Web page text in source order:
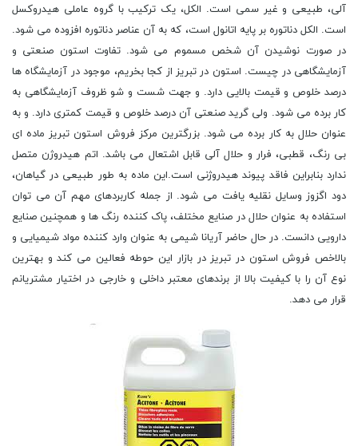
آلی، طبیعی و غیر سمی است. الکل، یک ترکیب با گروه عاملی هیدروکسل
است. الکل دناتوره بر پایه اتانول است، که به آن عناصر دناتوره افزوده می شود.
در صورت نوشیدن آن شخص مسموم می شود. تفاوت استون صنعتی و
آزمایشگاهی در چیست. استون در تبریز از کجا بخریم، موجود در آزمایشگاه ها
درصد خلوص و قیمت بالایی دارد. و جهت شست و شو ظروف آزمایشگاهی به
کار برده می شود. ولی گرید صنعتی آن درصد خلوص و قیمت کمتری دارد. و به
عنوان حلال به کار برده می شود. بزرگترین مرکز فروش استون تبریز ماده ای
بی رنگ، قطبی، فرار و حلال آلی قابل اشتعال می باشد. اتم هیدروژن متصل
ندارد بنابراین فاقد پیوند هیدروژنی است.این ماده به طور طبیعی در گیاهان،
دود اگزوز وسایل نقلیه یافت می شود. از جمله کاربردهای مهم آن می توان
استفاده به عنوان حلال در صنایع مختلف، پاک کننده رنگ ها و همچنین صنایع
دارویی دانست. در حال حاضر آریانا شیمی به عنوان وارد کننده مواد شیمیایی و
بالاخص فروش استون در تبریز در بازار این حوطه فعالین می کند و بهترین
نوع آن را با کیفیت بالا از برندهای معتبر داخلی و خارجی در اختیار مشتریانم
قرار می دهد.